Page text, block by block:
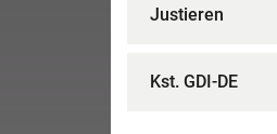
Justieren
Kst. GDI-DE